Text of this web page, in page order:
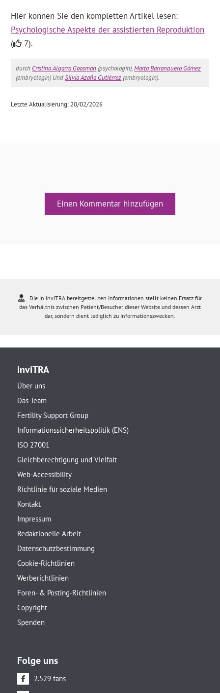
Hier können Sie den kompletten Artikel lesen:
Psychologische Aspekte der assistierten Reproduktion
(
7).
durch Cristina Algarra Goosman(psychologin),Marta Barranquero Gómez
(embryologin) UndSilvia Azaña Gutiérrez(embryologin).
Letzte Aktualisierung: 20/02/2026
Einen Kommentar hinzufügen
Die in inviTRA bereitgestellten Informationen stellt keinen Ersatz für
das Verhältnis zwischen Patient/Besucher dieser Website und dessen Arzt
dar, sondern dient lediglich zu Informationszwecken.
inviTRA
Über uns
Das Team
Fertility Support Group
Informationssicherheitspolitik (ENS)
ISO 27001
Gleichberechtigung und Vielfalt
Web-Accessibility
Richtlinie für soziale Medien
Kontakt
Impressum
Redaktionelle Arbeit
Datenschutzbestimmung
Cookie-Richtlinien
Werberichtlinien
Foren- & Posting-Richtlinien
Copyright
Spenden
Folge uns
2.529 fans